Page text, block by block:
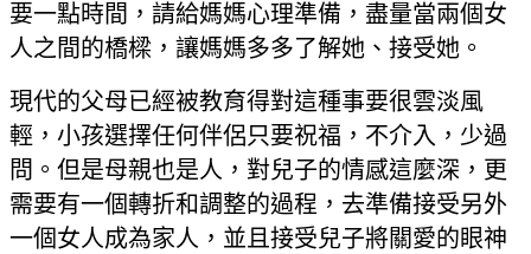
要一點時間，請給媽媽心理準備，盡量當兩個女
人之間的橋樑，讓媽媽多多了解她、接受她。
現代的父母已經被教育得對這種事要很雲淡風
輕，小孩選擇任何伴侶只要祝福，不介入，少過
問。但是母親也是人，對兒子的情感這麼深，更
需要有一個轉折和調整的過程，去準備接受另外
一個女人成為家人，並且接受兒子將關愛的眼神